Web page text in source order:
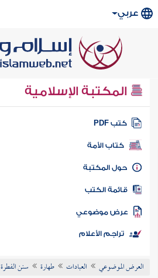
عربي
المكتبة الإسلامية
كتب PDF
كتاب الأمة
المكتبة
الكتب
موضوعي
تراجم الأعلام
العرض الموضوعي العبادات طهارة سنن الفطرة